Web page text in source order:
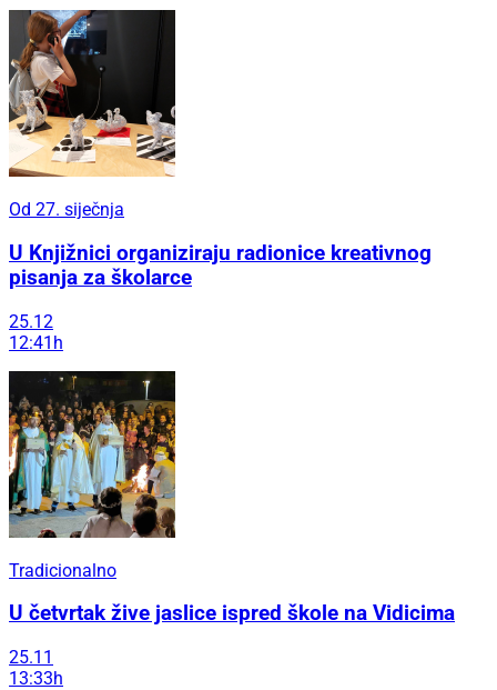
Od 27. siječnja
U Knjižnici organiziraju radionice kreativnog
pisanja za školarce
25.12
12:41h
Tradicionalno
U četvrtak žive jaslice ispred škole na Vidicima
25.11
13:33h